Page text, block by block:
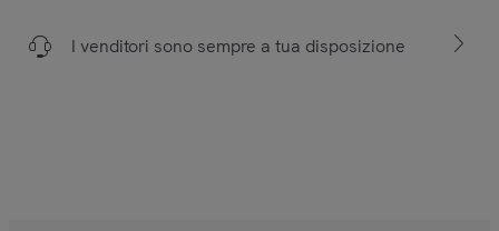
I venditori sono sempre a tua disposizione